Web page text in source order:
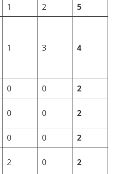
1 2 5
1 3 4
0 0 2
0 0 2
0 0 2
2 0 2